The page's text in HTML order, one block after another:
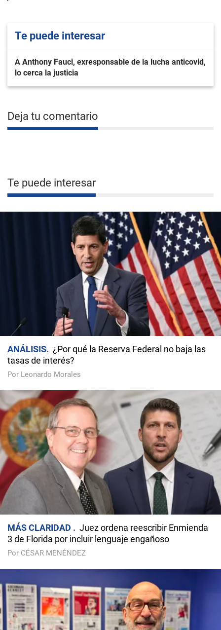
Te puede interesar
A Anthony Fauci, exresponsable de la lucha anticovid,
lo cerca la justicia
Deja tu comentario
Te puede interesar
ANÁLISIS
¿Por qué la Reserva Federal no baja las
tasas de interés?
Por Leonardo Morales
MÁS CLARIDAD
Juez ordena reescribir Enmienda
3 de Florida por incluir lenguaje engañoso
Por CÉSAR MENÉNDEZ